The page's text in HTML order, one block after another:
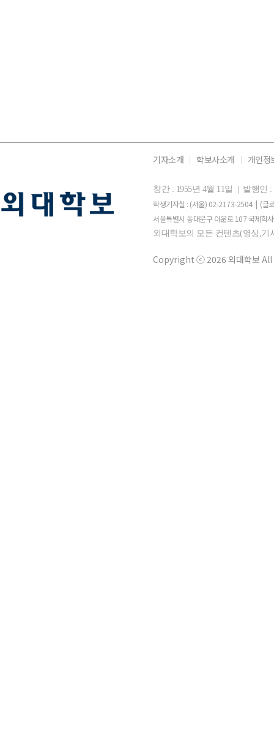
기자소개 학보사소개 개인정
창간 : 1955년 4월 11일 | 발행
학생기자실 : (서울) 02-2173-2504 | (글
서울특별시 동대문구 이운로 107 국제학
외대학보의 모든 컨텐츠(영상,기
Copyright ⓒ 2026 외대학보